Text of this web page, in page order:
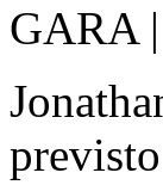
GARA |